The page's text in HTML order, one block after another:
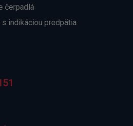
čerpadlá
indikáciou predpätia